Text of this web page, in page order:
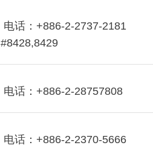
电话：+886-2-2737-2181
#8428,8429
电话：+886-2-28757808
电话：+886-2-2370-5666